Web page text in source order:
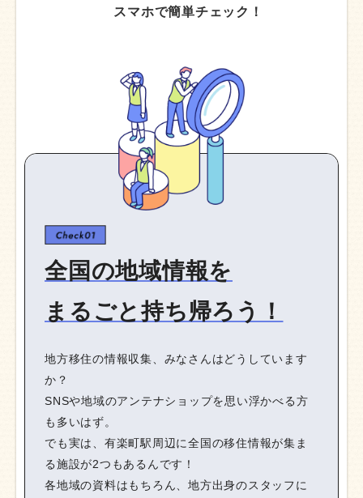
スマホで簡単チェック！
全国の地域情報を
まるごと持ち帰ろう！
地方移住の情報収集、みなさんはどうしています
か？
SNSや地域のアンテナショップを思い浮かべる方
も多いはず。
でも実は、有楽町駅周辺に全国の移住情報が集ま
る施設が2つもあるんです！
各地域の資料はもちろん、地方出身のスタッフに